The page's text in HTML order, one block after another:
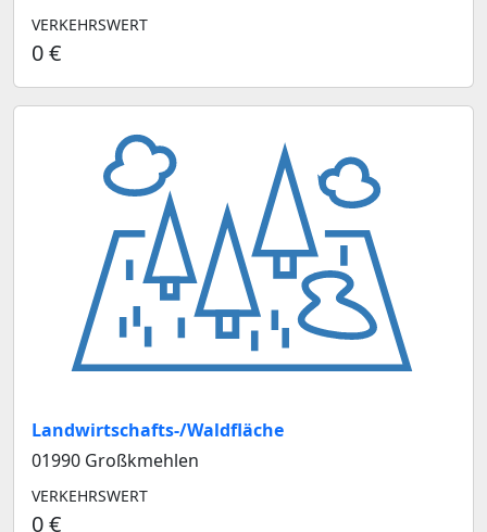
VERKEHRSWERT
0 €
Landwirtschafts-/Waldfläche
01990 Großkmehlen
VERKEHRSWERT
0 €